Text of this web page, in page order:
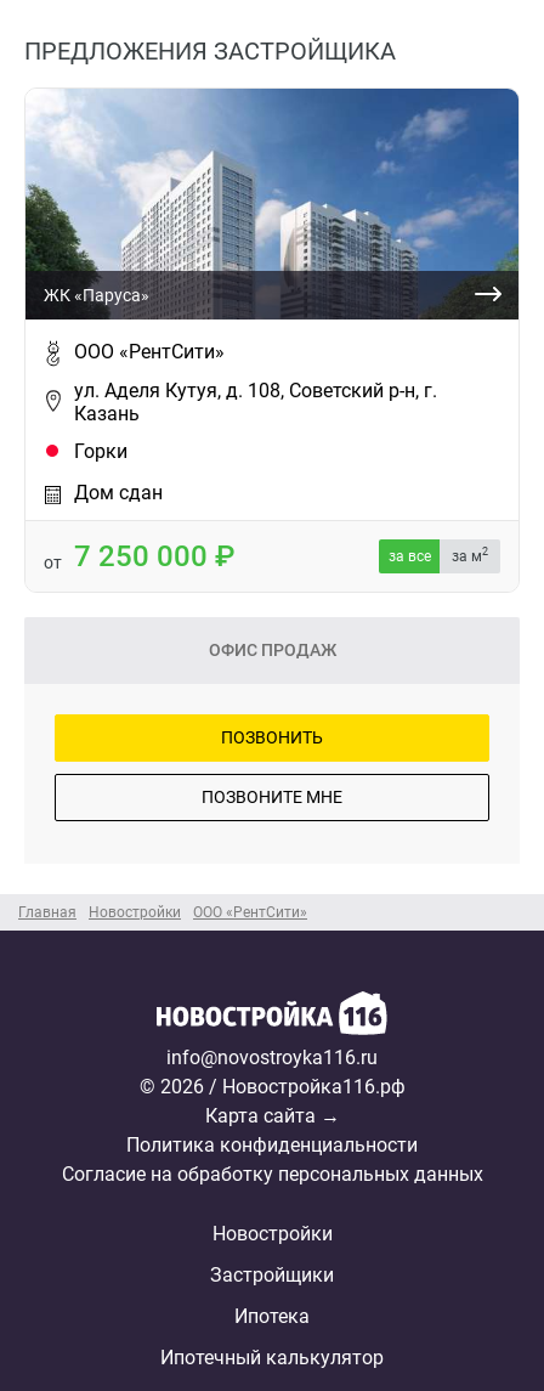
Главная Новостройки ООО «РентСити»
ПРЕДЛОЖЕНИЯ ЗАСТРОЙЩИКА
ЖК «Паруса»
ООО «РентСити»
ул. Аделя Кутуя, д. 108, Советский р-н, г.
Казань
Горки
Дом сдан
от 7 250 000 за все за м2
ОФИС ПРОДАЖ
ПОЗВОНИТЬ
ПОЗВОНИТЕ МНЕ
info@novostroyka116.ru
© 2026 / Новостройка116.рф
Карта сайта →
Политика конфиденциальности
Согласие на обработку персональных данных
Новостройки
Застройщики
Ипотека
Ипотечный калькулятор